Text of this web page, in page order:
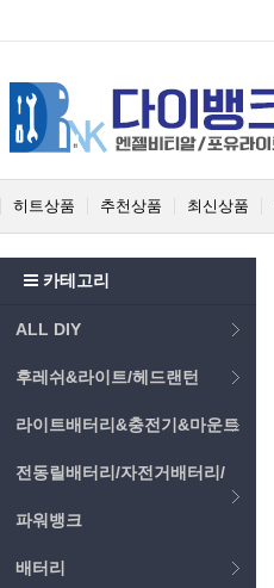
히트상품 추천상품 최신상품
카테고리
ALL DIY
후레쉬&라이트/헤드랜턴
라이트배터리&충전기&마운트
전동릴배터리/자전거배터리/
파워뱅크
배터리